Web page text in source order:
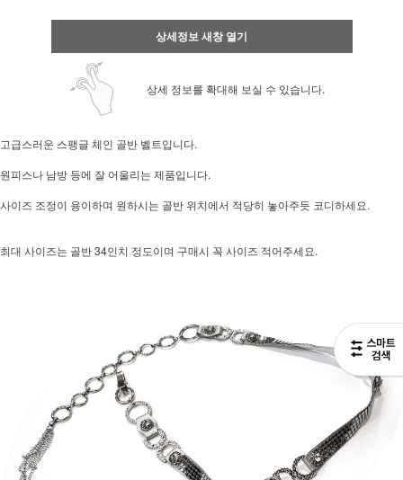
상세정보 새창 열기
상세 정보를 확대해 보실 수 있습니다.
고급스러운 스팽글 체인 골반 벨트입니다.
원피스나 남방 등에 잘 어울리는 제품입니다.
사이즈 조정이 용이하며 원하시는 골반 위치에서 적당히 놓아주듯 코디하세요.
최대 사이즈는 골반 34인치 정도이며 구매시 꼭 사이즈 적어주세요.